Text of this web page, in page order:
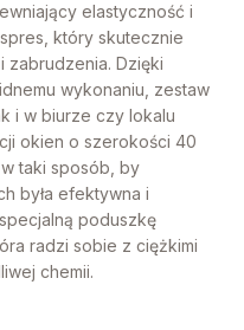
elastyczność i
który skutecznie
zabrudzenia. Dzięki
wykonaniu, zestaw
i w biurze czy lokalu
okien o szerokości 40
taki sposób, by
była efektywna i
poduszkę
radzi sobie z ciężkimi
chemii.